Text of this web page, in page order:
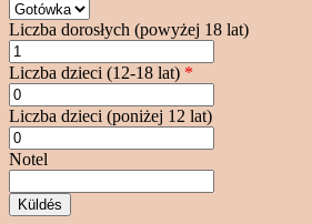
Liczba dorosłych (powyżej 18 lat)
Liczba dzieci (12-18 lat) *
Liczba dzieci (poniżej 12 lat)
Notel